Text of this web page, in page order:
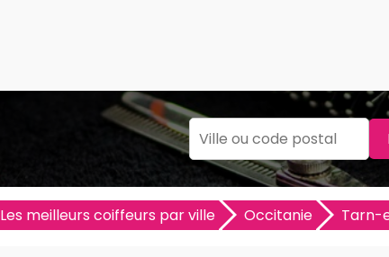
Les meilleurs coiffeurs par ville Occitanie Tarn-